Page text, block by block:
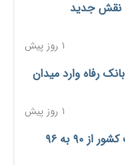
نقش جدید
۱ روز پیش
بانک رفاه وارد میدان
۱ روز پیش
فشار اقتصادی در مسیر صعود؛ شاخص فلاکت کشور از ۹۰ به ۹۶